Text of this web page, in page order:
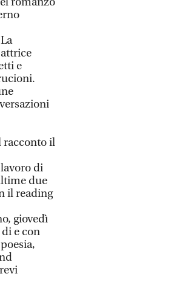
e
racconto il
di
due
il reading
giovedì
e con